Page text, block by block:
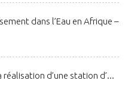
dans l’Eau en Afrique –
d’une station d’...